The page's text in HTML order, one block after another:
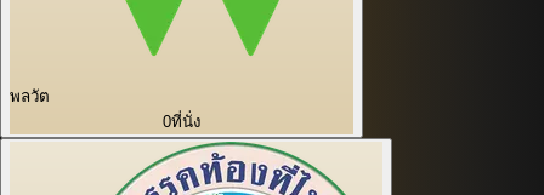
พลวัต
0ที่นั่ง